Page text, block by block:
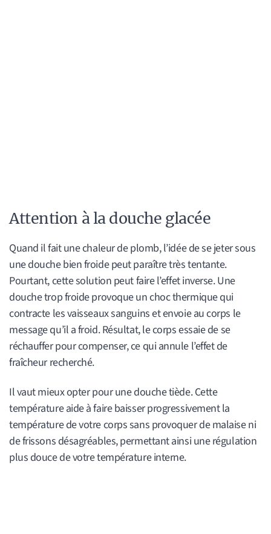
Attention à la douche glacée
Quand il fait une chaleur de plomb, l’idée de se jeter sous
une douche bien froide peut paraître très tentante.
Pourtant, cette solution peut faire l’effet inverse. Une
douche trop froide provoque un choc thermique qui
contracte les vaisseaux sanguins et envoie au corps le
message qu’il a froid. Résultat, le corps essaie de se
réchauffer pour compenser, ce qui annule l’effet de
fraîcheur recherché.
Il vaut mieux opter pour une douche tiède. Cette
température aide à faire baisser progressivement la
température de votre corps sans provoquer de malaise ni
de frissons désagréables, permettant ainsi une régulation
plus douce de votre température interne.